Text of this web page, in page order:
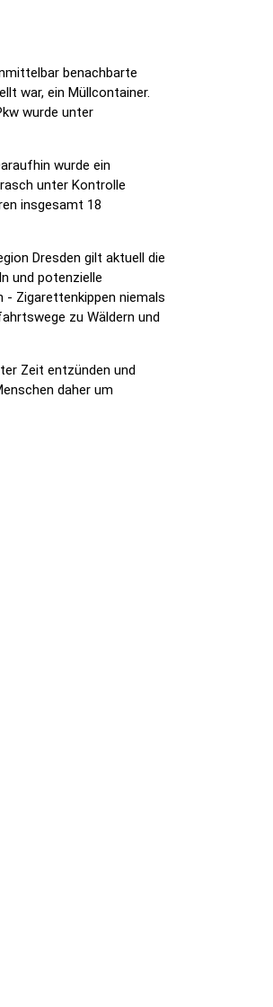
benachbarte
war, ein Müllcontainer.
wurde unter
wurde ein
unter Kontrolle
insgesamt 18
Dresden gilt aktuell die
und potenzielle
- Zigarettenkippen niemals
zu Wäldern und
Zeit entzünden und
daher um